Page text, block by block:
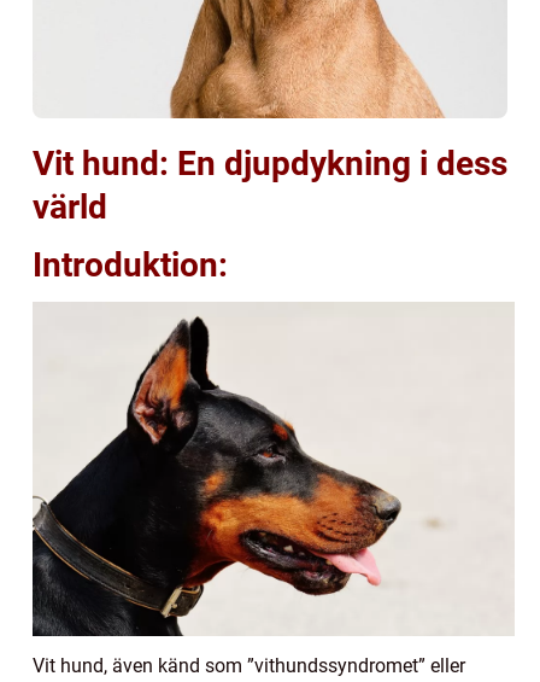
Vit hund: En djupdykning i dess
värld
Introduktion:
Vit hund, även känd som ”vithundssyndromet” eller